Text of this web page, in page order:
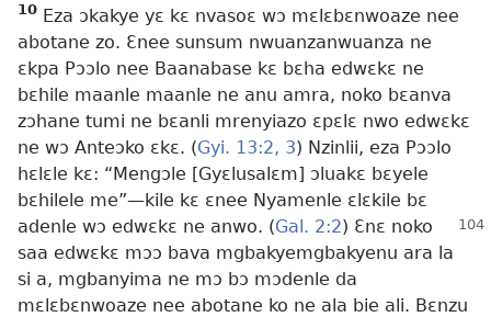
10 Eza ɔkakye yɛ kɛ nvasoɛ wɔ mɛlɛbɛnwoaze nee
abotane zo. Ɛnee sunsum nwuanzanwuanza ne
ɛkpa Pɔɔlo nee Baanabase kɛ bɛha edwɛkɛ ne
bɛhile maanle maanle ne anu amra, noko bɛanva
zɔhane tumi ne bɛanli mrenyiazo ɛpɛlɛ nwo edwɛkɛ
ne wɔ Anteɔko ɛkɛ. (Gyi. 13:2, 3) Nzinlii, eza Pɔɔlo
hɛlɛle kɛ: “Mengɔle [Gyɛlusalɛm] ɔluakɛ bɛyele
bɛhilele me”​—kile kɛ ɛnee Nyamenle ɛlɛkile bɛ
adenle wɔ edwɛkɛ ne anwo. (Gal. 2:2) Ɛnɛ noko
saa edwɛkɛ mɔɔ bava mgbakyemgbakyenu ara la
si a, mgbanyima ne mɔ bɔ mɔdenle da
mɛlɛbɛnwoaze nee abotane ko ne ala bie ali. Bɛnzu